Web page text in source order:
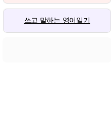
쓰고 말하는 영어일기